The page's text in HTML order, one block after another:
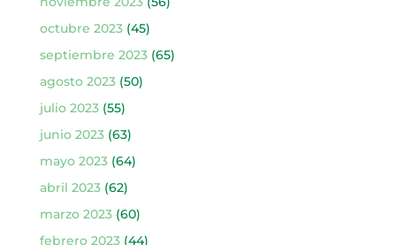
octubre 2023(45)
septiembre 2023(65)
agosto 2023(50)
julio 2023(55)
junio 2023(63)
mayo 2023(64)
abril 2023(62)
marzo 2023(60)
febrero 2023(44)